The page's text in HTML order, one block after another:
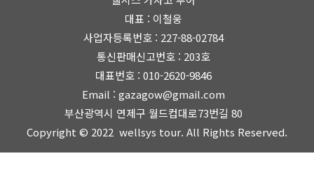
대표 : 이철웅
사업자등록번호 : 227-88-02784
통신판매신고번호 : 203호
대표번호 :010-2620-9846
Email : gazagow@gmail.com
부산광역시 연제구 월드컵대로73번길 80
Copyright © 2022 wellsys tour. All Rights Reserved.